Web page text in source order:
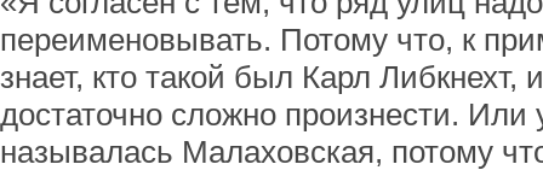
переименовывать. Потому что, к
знает, кто такой был Карл Либкнехт,
достаточно сложно произнести.
называлась Малаховская, потому